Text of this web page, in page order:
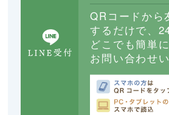
QRコードから
するだけで、
どこでも簡単
お問い合わせ